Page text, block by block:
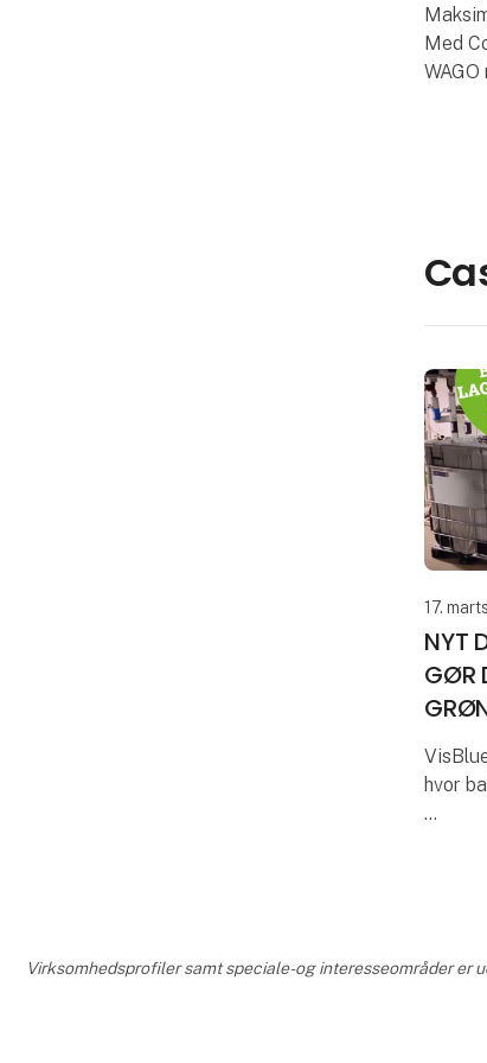
Med
17.
NYT
GØR
hvor
Virksomhedsprofiler samt speciale- og interesseområder